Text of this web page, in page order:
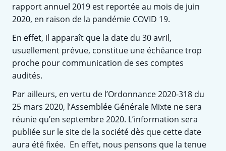
rapport annuel 2019 est reportée au mois de juin
2020, en raison de la pandémie COVID 19.
En effet, il apparaît que la date du 30 avril,
usuellement prévue, constitue une échéance trop
proche pour communication de ses comptes
audités.
Par ailleurs, en vertu de l’Ordonnance 2020-318 du
25 mars 2020, l’Assemblée Générale Mixte ne sera
réunie qu’en septembre 2020. L’information sera
publiée sur le site de la société dès que cette date
aura été fixée. En effet, nous pensons que la tenue